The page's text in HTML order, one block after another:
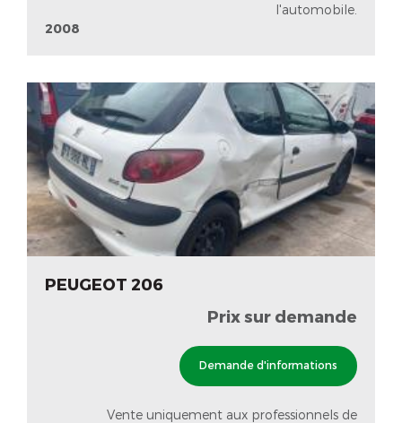
l'automobile.
2008
PEUGEOT 206
Prix sur demande
Demande d'informations
Vente uniquement aux professionnels de